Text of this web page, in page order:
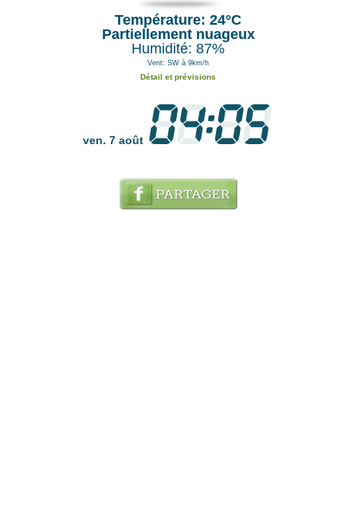
Température: 24°C
Partiellement nuageux
Humidité: 87%
Vent: SW à 9km/h
Détail et prévisions
ven. 7 août